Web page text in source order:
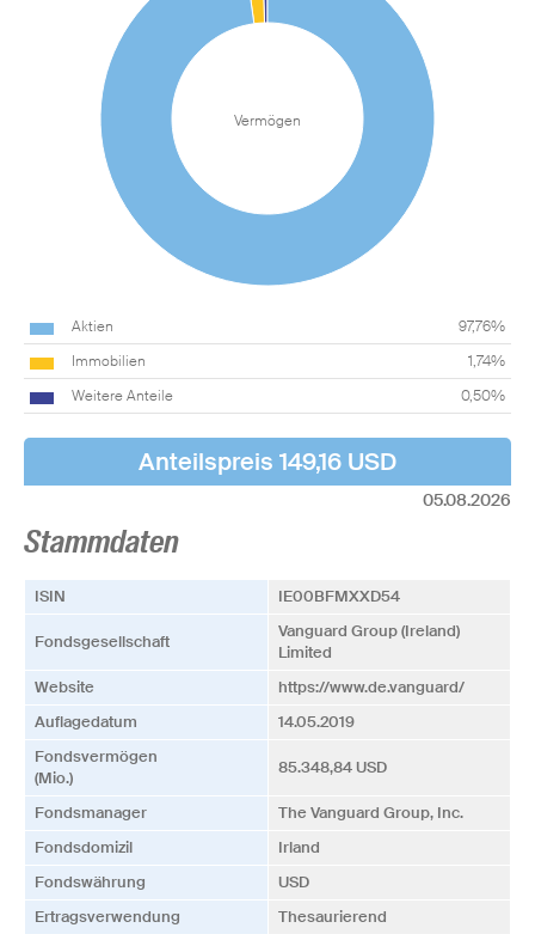
Vermögen
Aktien
97,76%
Immobilien
1,74%
Weitere Anteile
0,50%
Anteilspreis 149,16 USD
05.08.2026
Stammdaten
ISIN IE00BFMXXD54
Fonds­­gesellschaft
Vanguard Group (Ireland)
Limited
Website
https://www.de.vanguard/
Auflagedatum
14.05.2019
Fonds­vermögen
(Mio.)
85.348,84 USD
Fonds­manager
The Vanguard Group, Inc.
Fonds­domizil
Irland
Fonds­währung
USD
Ertrags­verwendung
Thesaurierend